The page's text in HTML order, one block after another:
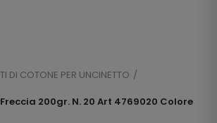
DI COTONE PER UNCINETTO
200gr. N. 20 Art 4769020 Colore